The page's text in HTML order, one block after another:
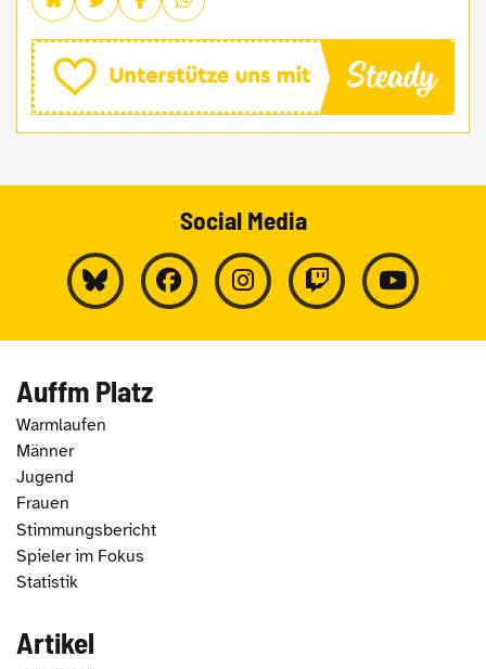
Social Media
Auffm Platz
Warmlaufen
Männer
Jugend
Frauen
Stimmungsbericht
Spieler im Fokus
Statistik
Artikel